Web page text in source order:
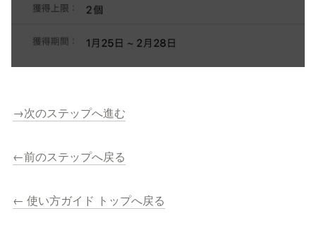
→次のステップへ進む
←前のステップへ戻る
← 使い方ガイド トップへ戻る